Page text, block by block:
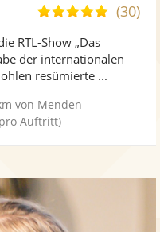
5,0
5
(30)
RTL-Show „Das
der internationalen
resümierte ...
von Menden
Auftritt)